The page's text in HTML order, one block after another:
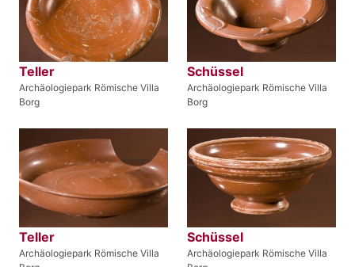
Teller
Archäologiepark Römische Villa
Borg
Schüssel
Archäologiepark Römische Villa
Borg
Teller
Archäologiepark Römische Villa
Schüssel
Archäologiepark Römische Villa